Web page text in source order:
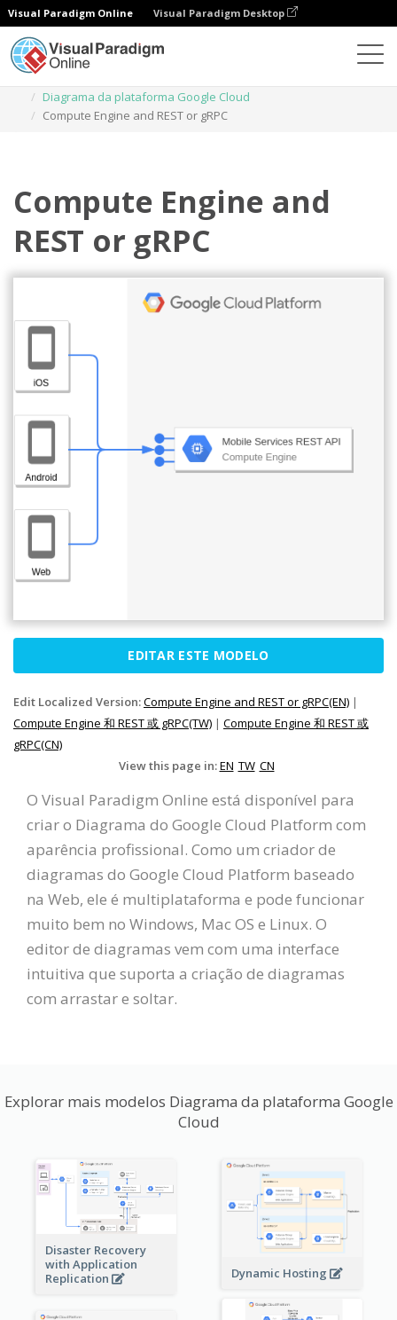
Visual Paradigm Online Visual Paradigm Desktop
Diagrama da plataforma Google Cloud
Compute Engine and REST or gRPC
Compute Engine and
REST or gRPC
EDITAR ESTE MODELO
Edit Localized Version:Compute Engine and REST or gRPC(EN) |
Compute Engine 和 REST 或 gRPC(TW) | Compute Engine 和 REST 或
gRPC(CN)
View this page in:EN TW CN
O Visual Paradigm Online está disponível para
criar o Diagrama do Google Cloud Platform com
aparência profissional. Como um criador de
diagramas do Google Cloud Platform baseado
na Web, ele é multiplataforma e pode funcionar
muito bem no Windows, Mac OS e Linux. O
editor de diagramas vem com uma interface
intuitiva que suporta a criação de diagramas
com arrastar e soltar.
Explorar mais modelos Diagrama da plataforma Google
Cloud
Disaster Recovery
with Application
Replication
Dynamic Hosting